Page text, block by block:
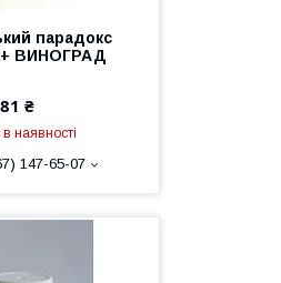
парадокс
ВИНОГРАД
81 ₴
наявності
147-65-07